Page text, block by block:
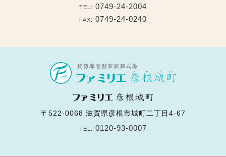
TEL: 0749-24-2004
FAX: 0749-24-0240
〒522-0068 滋賀県彦根市城町二丁目4-67
TEL: 0120-93-0007